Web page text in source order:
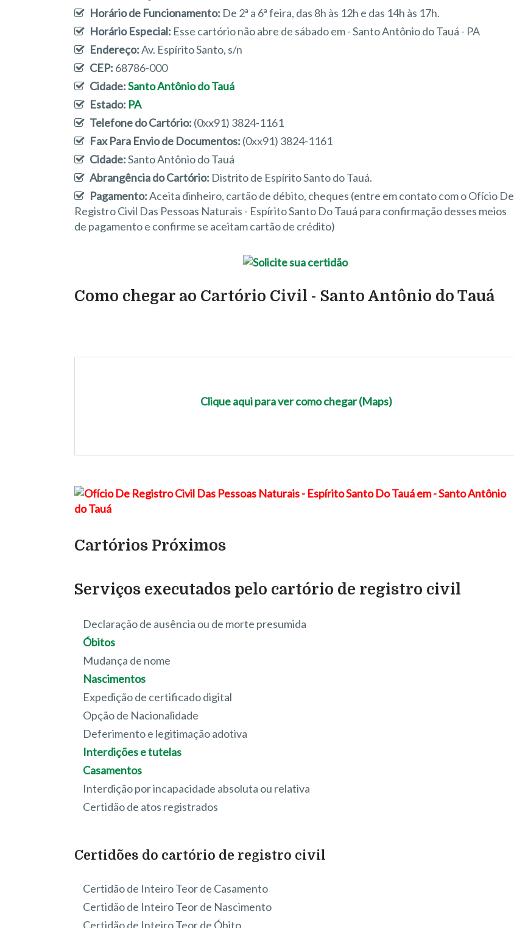
Horário de Funcionamento: De 2ª a 6ª feira, das 8h às 12h e das 14h às 17h.
Horário Especial: Esse cartório não abre de sábado em - Santo Antônio do Tauá - PA
Endereço:Av. Espírito Santo, s/n
CEP: 68786-000
Cidade:Santo Antônio do Tauá
Estado: PA
Telefone do Cartório: (0xx91) 3824-1161
Fax Para Envio de Documentos: (0xx91) 3824-1161
Cidade:Santo Antônio do Tauá
Abrangência do Cartório: Distrito de Espírito Santo do Tauá.
Pagamento:Aceita dinheiro, cartão de débito, cheques (entre em contato com o Ofício De
Registro Civil Das Pessoas Naturais - Espírito Santo Do Tauá para confirmação desses meios
de pagamento e confirme se aceitam cartão de crédito)
Como chegar ao Cartório Civil - Santo Antônio do Tauá
Clique aqui para ver como chegar (Maps)
Cartórios Próximos
Serviços executados pelo cartório de registro civil
Declaração de ausência ou de morte presumida
Óbitos
Mudança de nome
Nascimentos
Expedição de certificado digital
Opção de Nacionalidade
Deferimento e legitimação adotiva
Interdições e tutelas
Casamentos
Interdição por incapacidade absoluta ou relativa
Certidão de atos registrados
Certidões do cartório de registro civil
Certidão de Inteiro Teor de Casamento
Certidão de Inteiro Teor de Nascimento
Certidão de Inteiro Teor de Óbito